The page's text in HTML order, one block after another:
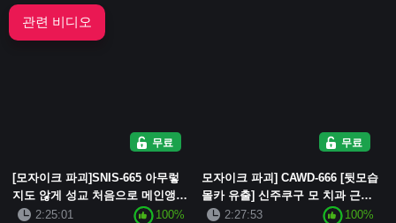
관련 비디오
무료
[모자이크 파괴]SNIS-665 아무렇
지도 않게 성교 처음으로 메인앵커
로 발탁된 나는 시청률을 위해서라
2:25:01
100%
무료
모자이크 파괴] CAWD-666 [뒷모습
몰카 유출] 신주쿠구 모 치과 근무
텐짱(매칭 앱 이름) 업무 틈틈이 짧
2:27:53
100%